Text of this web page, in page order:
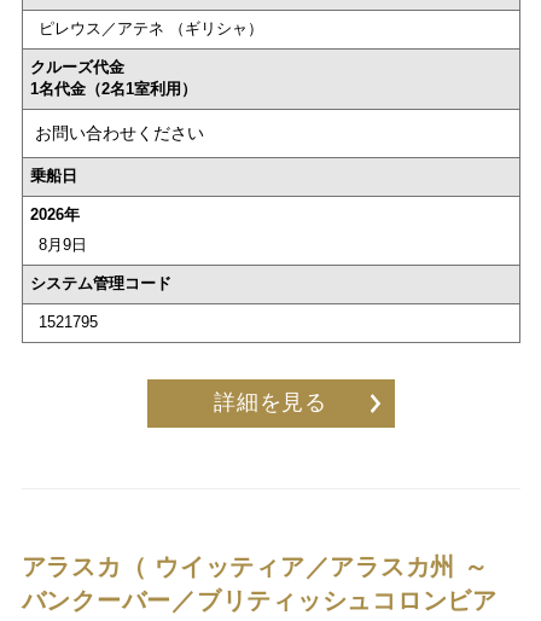
ピレウス／アテネ （ギリシャ）
クルーズ代金
1名代金（2名1室利用）
お問い合わせください
乗船日
2026年
8月9日
システム管理コード
1521795
詳細を見る
アラスカ（ ウイッティア／アラスカ州 ～
バンクーバー／ブリティッシュコロンビア